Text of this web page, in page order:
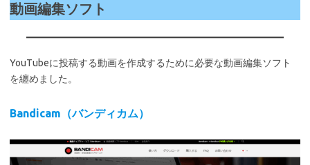
動画編集ソフト
YouTubeに投稿する動画を作成するために必要な動画編集ソフト
を纏めました。
Bandicam（バンディカム）